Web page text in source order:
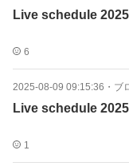
Live
6
2025-08-09 09:15:36 ・ ブ
Live
1